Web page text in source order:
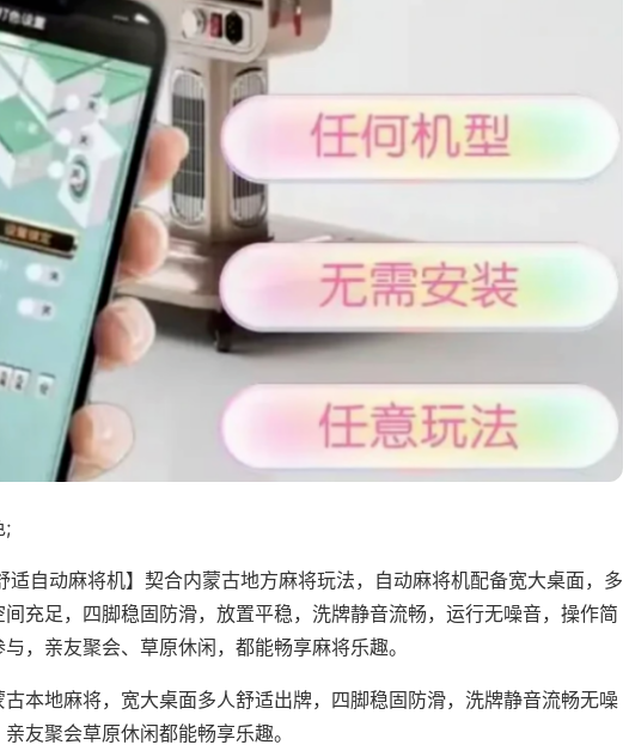
;
适自动麻将机】契合内蒙古地方麻将玩法，自动麻将机配备宽大桌面，多
充足，四脚稳固防滑，放置平稳，洗牌静音流畅，运行无噪音，操作简
，亲友聚会、草原休闲，都能畅享麻将乐趣。
本地麻将，宽大桌面多人舒适出牌，四脚稳固防滑，洗牌静音流畅无噪
友聚会草原休闲都能畅享乐趣。